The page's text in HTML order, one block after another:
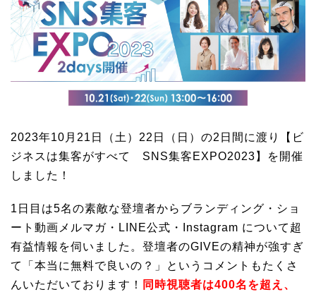
2023年10月21日（土）22日（日）の2日間に渡り【ビ
ジネスは集客がすべて SNS集客EXPO2023】を開催
しました！
1日目は5名の素敵な登壇者からブランディング・ショ
ート動画メルマガ・LINE公式・Instagram について超
有益情報を伺いました。登壇者のGIVEの精神が強すぎ
て「本当に無料で良いの？」というコメントもたくさ
んいただいております！
同時視聴者は400名を超え、